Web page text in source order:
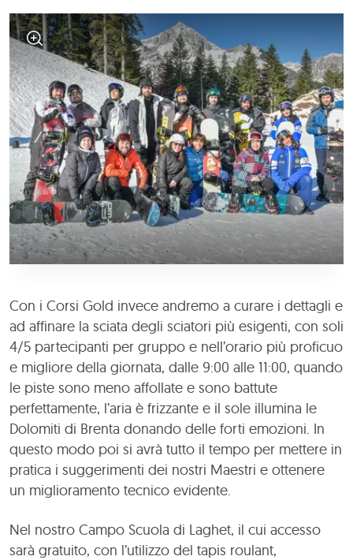
Con i Corsi Gold invece andremo a curare i dettagli e
ad affinare la sciata degli sciatori più esigenti, con soli
4/5 partecipanti per gruppo e nell’orario più proficuo
e migliore della giornata, dalle 9:00 alle 11:00, quando
le piste sono meno affollate e sono battute
perfettamente, l’aria è frizzante e il sole illumina le
Dolomiti di Brenta donando delle forti emozioni. In
questo modo poi si avrà tutto il tempo per mettere in
pratica i suggerimenti dei nostri Maestri e ottenere
un miglioramento tecnico evidente.
Nel nostro Campo Scuola di Laghet, il cui accesso
sarà gratuito, con l’utilizzo del tapis roulant,